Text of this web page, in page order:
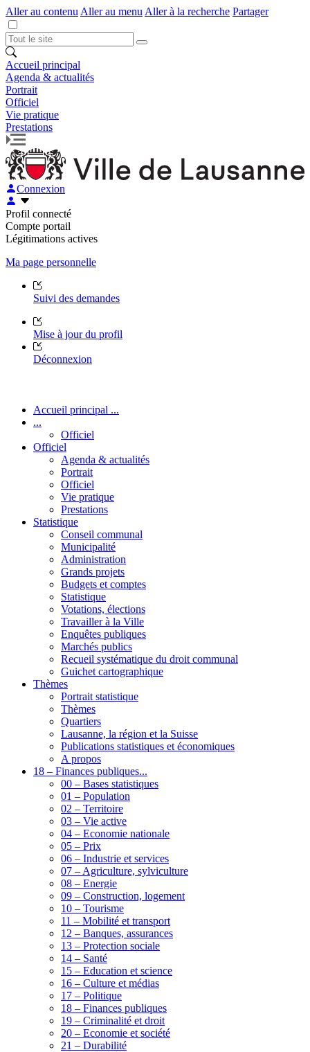
Aller au contenu Aller au menu Aller à la recherche Partager
Accueil principal
Agenda & actualités
Portrait
Officiel
Vie pratique
Prestations
Connexion
Profil connecté
Compte portail
Légitimations actives
Ma page personnelle
Suivi des demandes
Mise à jour du profil
Déconnexion
Accueil principal ...
...
Officiel
Officiel
Agenda & actualités
Portrait
Officiel
Vie pratique
Prestations
Statistique
Conseil communal
Municipalité
Administration
Grands projets
Budgets et comptes
Statistique
Votations, élections
Travailler à la Ville
Enquêtes publiques
Marchés publics
Recueil systématique du droit communal
Guichet cartographique
Thèmes
Portrait statistique
Thèmes
Quartiers
Lausanne, la région et la Suisse
Publications statistiques et économiques
A propos
18 – Finances publiques...
00 – Bases statistiques
01 – Population
02 – Territoire
03 – Vie active
04 – Economie nationale
05 – Prix
06 – Industrie et services
07 – Agriculture, sylviculture
08 – Energie
09 – Construction, logement
10 – Tourisme
11 – Mobilité et transport
12 – Banques, assurances
13 – Protection sociale
14 – Santé
15 – Education et science
16 – Culture et médias
17 – Politique
18 – Finances publiques
19 – Criminalité et droit
20 – Economie et société
21 – Durabilité